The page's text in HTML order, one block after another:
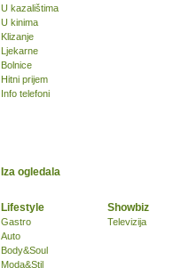
U kazalištima
U kinima
Klizanje
Ljekarne
Bolnice
Hitni prijem
Info telefoni
Lifestyle
Gastro
Auto
Body&Soul
Moda&Stil
Showbiz
Televizija
Iza ogledala